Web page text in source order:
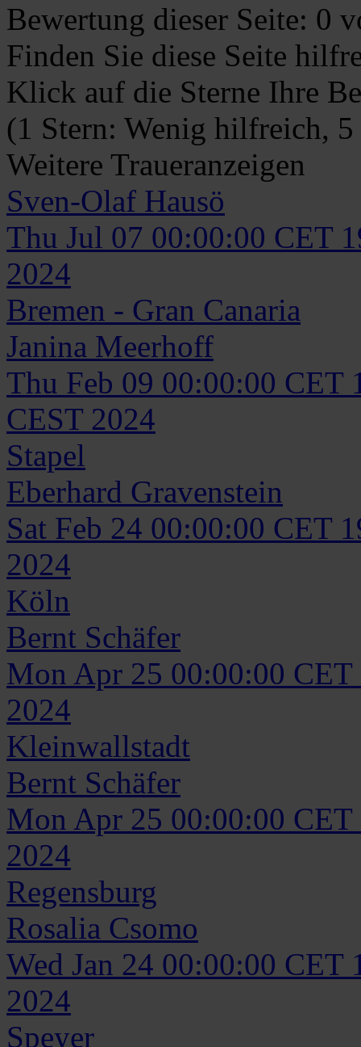
Bewertung dieser Seite: 0
Finden Sie diese Seite
Klick auf die Sterne Ihre
(1 Stern: Wenig hilfreich,
Weitere Traueranzeigen
Sven-Olaf Hausö
Thu Jul 07 00:00:00 CET
2024
Bremen - Gran Canaria
Janina Meerhoff
Thu Feb 09 00:00:00 CET
CEST 2024
Stapel
Eberhard Gravenstein
Sat Feb 24 00:00:00 CET
2024
Köln
Bernt Schäfer
Mon Apr 25 00:00:00 CET
2024
Kleinwallstadt
Bernt Schäfer
Mon Apr 25 00:00:00 CET
2024
Regensburg
Rosalia Csomo
Wed Jan 24 00:00:00 CET
2024
Speyer